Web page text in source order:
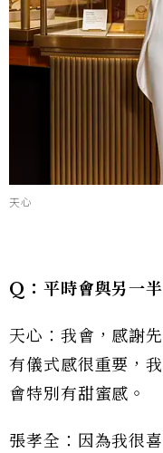
天心
Q：平時會與另一
天心：我會，感謝
有儀式感很重要，
會特別有甜蜜感。
張孝全：因為我很